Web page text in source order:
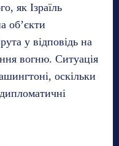
як Ізраїль
об’єкти
у відповідь на
вогню. Ситуація
оскільки